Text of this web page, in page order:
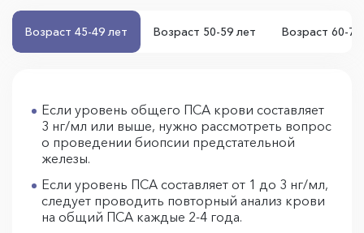
Возраст 45-49 лет Возраст 50-59 лет Возраст 60-
Если уровень общего ПСА крови составляет
3 нг/мл или выше, нужно рассмотреть вопрос
о проведении биопсии предстательной
железы.
Если уровень ПСА составляет от 1 до 3 нг/мл,
следует проводить повторный анализ крови
на общий ПСА каждые 2-4 года.